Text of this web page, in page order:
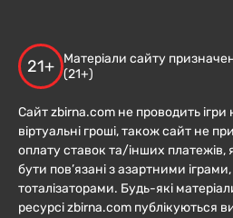
21+
Матеріали сайту
(21+)
Сайт zbirna.com не проводить ігри
віртуальні гроші, також сайт не
оплату ставок та/інших платежів,
бути пов’язані з азартними
тоталізаторами. Будь-які
ресурсі zbirna.com публікуються